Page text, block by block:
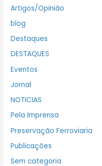
Artigos/Opinião
blog
Destaques
DESTAQUES
Eventos
Jornal
NOTICIAS
Pela Imprensa
Preservação Ferroviaria
Publicações
Sem categoria